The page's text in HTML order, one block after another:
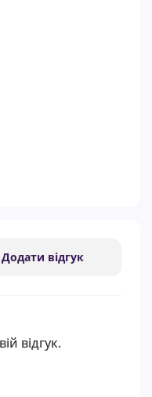
відгук
відгук.